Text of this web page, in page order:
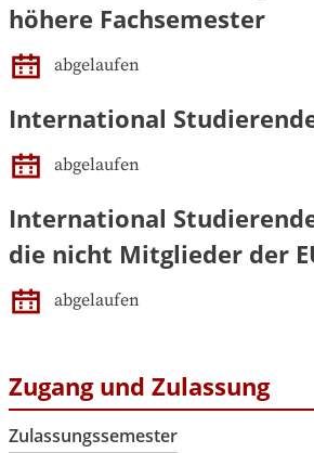
höhere Fachsemester
abgelaufen
International
abgelaufen
International
die nicht Mitglieder der
abgelaufen
Zugang und Zulassung
Zulassungssemester